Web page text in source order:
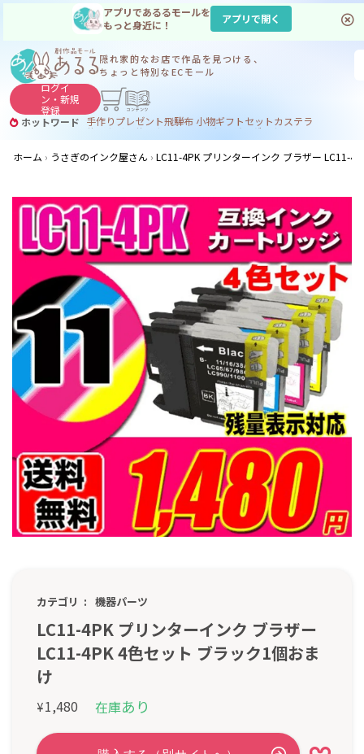
アプリであるるモールを
もっと身近に！
アプリで開く
隠れ家的なお店で作品を見つける、
ちょっと特別なECモール
ログイ
ン・新規
登録
ホットワード 手作りプレゼント飛騨布 小物ギフトセットカステラ
サヌカイト コーヒー
ジンギスカン
ホーム
うさぎのインク屋さん LC11-4PK プリンターインク ブラザー LC11-
カテゴリ 機器パーツ
LC11-4PK プリンターインク ブラザー
LC11-4PK 4色セット ブラック1個おま
け
¥1,480 在庫あり